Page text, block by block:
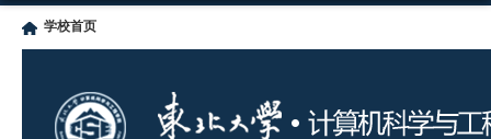
学校首页